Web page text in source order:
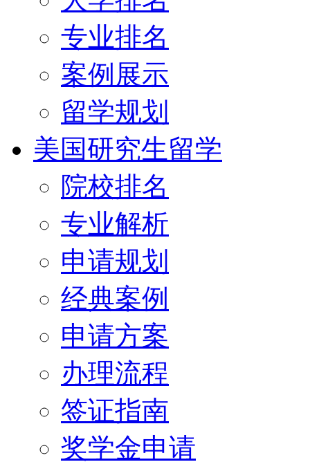
专业排名
案例展示
留学规划
美国研究生留学
院校排名
专业解析
申请规划
经典案例
申请方案
办理流程
签证指南
奖学金申请